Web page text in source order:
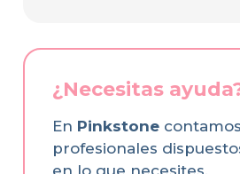
¿Necesitas
En Pinkstone
profesionales